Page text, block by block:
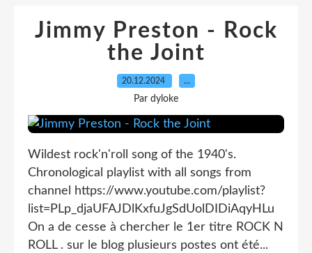
Jimmy Preston - Rock
the Joint
20.12.2024 …
Par dyloke
Wildest rock'n'roll song of the 1940's.
Chronological playlist with all songs from
channel https://www.youtube.com/playlist?
list=PLp_djaUFAJDlKxfuJgSdUolDIDiAqyHLu
On a de cesse à chercher le 1er titre ROCK N
ROLL . sur le blog plusieurs postes ont été...